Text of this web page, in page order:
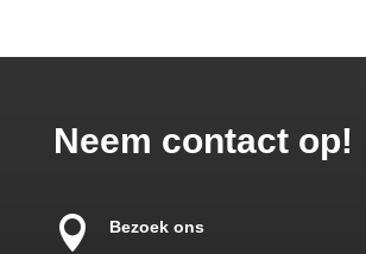
Neem contact op!
 Bezoek ons